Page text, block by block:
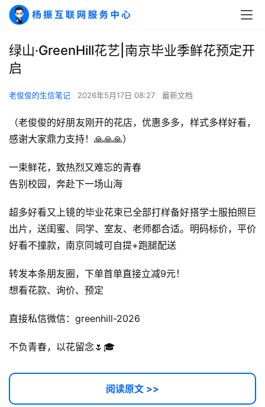
A
I
实
干
群
运
营
录
经
绿山·GreenHill花艺|南京毕业季鲜花预定开
启
老俊俊的生信笔记 2026年5月17日 08:27 最新文档
（老俊俊的好朋友刚开的花店，优惠多多，样式多样好看，
感谢大家鼎力支持！🙏🙏🙏）
一束鲜花，致热烈又难忘的青春
告别校园，奔赴下一场山海
超多好看又上镜的毕业花束已全部打样备好搭学士服拍照巨
出片，送闺蜜、同学、室友、老师都合适。明码标价，平价
好看不撞款，南京同城可自提+跑腿配送
转发本条朋友圈，下单首单直接立减9元！
想看花款、询价、预定
直接私信微信：greenhill-2026
不负青春，以花留念🌷🎓
阅读原文 >>